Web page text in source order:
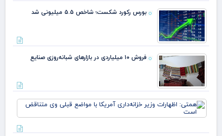
بورس رکورد شکست؛ شاخص ۵.۵ میلیونی شد
فروش ۱۰ میلیاردی در بازارهای شبانه‌روزی صنایع